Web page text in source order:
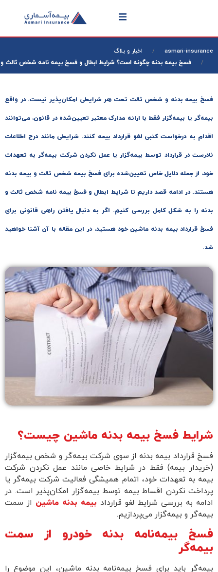
asmari- اخبار و بلاگ
فسخ بیمه بدنه چگونه است؟ شرایط ابطال و فسخ بیمه نامه شخص ثالث و بدنه
بیمه بدنه و شخص ثالث تحت هر شرایطی امکان‌پذیر نیست. در واقع
یا بیمه‌گزار فقط با ارائه مدارک معتبر تعیین‌شده در قانون، می‌توانند
به درخواست کتبی لغو قرارداد بیمه کنند. شرایطی مانند درج اطلاعات
در قرارداد توسط بیمه‌گزار یا عمل نکردن شرکت بیمه‌گر به تعهدات
از جمله دلایل خاص تعیین‌شده برای فسخ بیمه شخص ثالث و بیمه بدنه
در ادامه قصد داریم تا شرایط ابطال و فسخ بیمه نامه شخص ثالث و
را به شکل کامل بررسی کنیم. اگر به دنبال یافتن راهی قانونی برای
قرارداد بیمه بدنه ماشین خود هستید، در این مقاله با آن آشنا خواهید
فسخ بیمه بدنه ماشین چیست؟
قرارداد بیمه بدنه از سوی شرکت بیمه‌گر و شخص بیمه‌گزار
بیمه) فقط در شرایط خاصی مانند عمل نکردن شرکت
به تعهدات خود، اتمام همیشگی فعالیت شرکت بیمه‌گر یا
نکردن اقساط بیمه توسط بیمه‌گزار امکان‌پذیر است. در
به بررسی شرایط لغو قراردادبیمه بدنه ماشیناز سمت
و بیمه‌گزار می‌پردازیم.
بیمه‌نامه بدنه خودرو از سمت
باید برای فسخ بیمه‌نامه بدنه ماشین، این موضوع را